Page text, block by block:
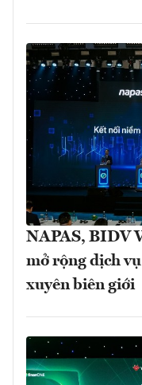
NAPAS, BIDV
mở rộng dịch
xuyên biên giới